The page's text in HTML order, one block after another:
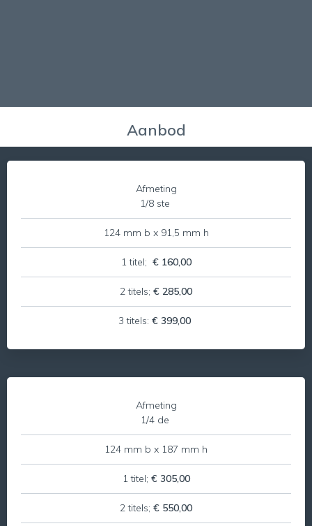
Aanbod
Afmeting
1/8 ste
124 mm b x 91,5 mm h
1 titel; € 160,00
2 titels; € 285,00
3 titels: € 399,00
Afmeting
1/4 de
124 mm b x 187 mm h
1 titel; € 305,00
2 titels; € 550,00